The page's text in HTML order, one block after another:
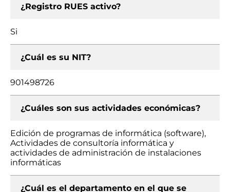
¿Registro RUES activo?
Si
¿Cuál es su NIT?
901498726
¿Cuáles son sus actividades económicas?
Edición de programas de informática (software),
Actividades de consultoría informática y
actividades de administración de instalaciones
informáticas
¿Cuál es el departamento en el que se